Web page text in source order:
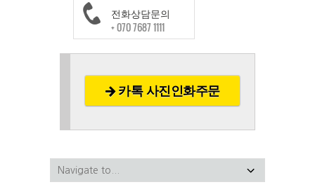
전화상담문의
+ 070 7687 1111
카톡 사진인화주문